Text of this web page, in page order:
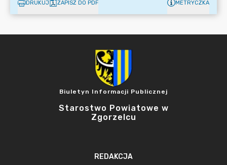
DRUKUJ ZAPISZ DO PDF METRYCZKA
Biuletyn Informacji Publicznej
Starostwo Powiatowe w
Zgorzelcu
REDAKCJA